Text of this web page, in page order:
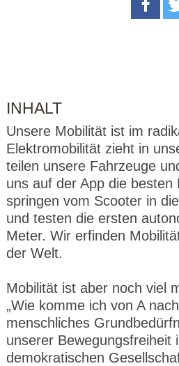
INHALT
Unsere Mobilität ist im
Elektromobilität zieht in
teilen unsere Fahrzeuge
uns auf der App die besten
springen vom Scooter in
und testen die ersten
Meter. Wir erfinden
der Welt.
Mobilität ist aber noch viel
„Wie komme ich von A
menschliches
unserer Bewegungsfreiheit
demokratischen